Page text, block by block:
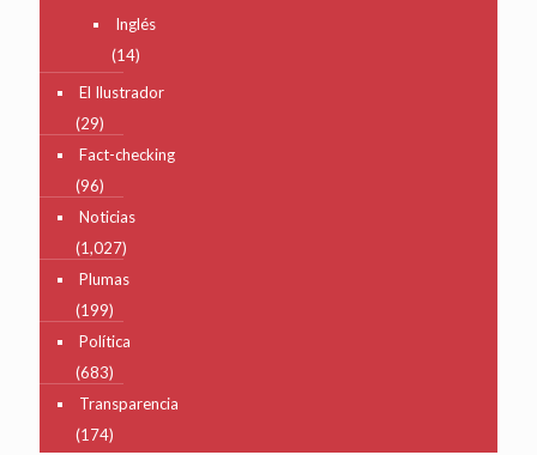
Inglés
(14)
El Ilustrador
(29)
Fact-checking
(96)
Noticias
(1,027)
Plumas
(199)
Política
(683)
Transparencia
(174)